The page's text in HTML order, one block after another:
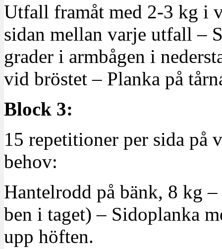
Utfall framåt med 2-3 kg i
sidan mellan varje utfall –
grader i armbågen i
vid bröstet – Planka på
Block 3:
15 repetitioner per sida
behov:
Hantelrodd på bänk, 8 kg
ben i taget) – Sidoplanka
upp höften.